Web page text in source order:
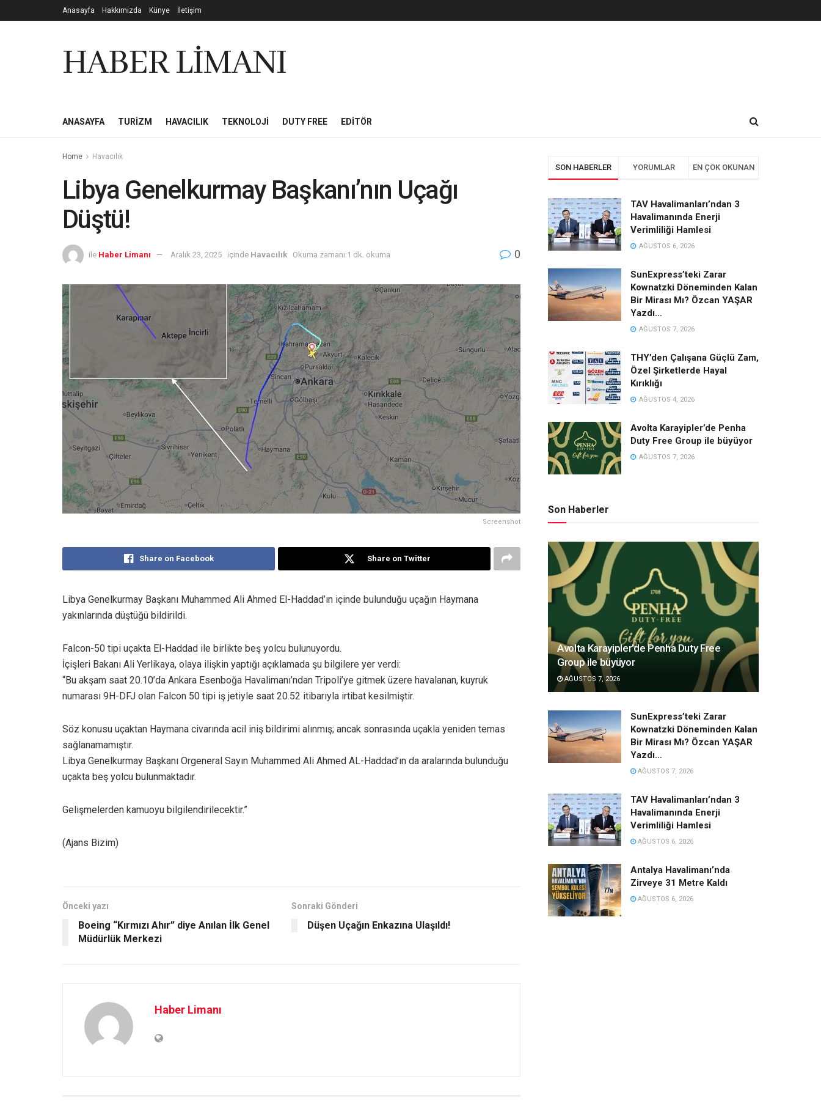
Anasayfa Hakkımızda Künye İletişim
HABER LİMANI
ANASAYFA TURIZM HAVACILIK TEKNOLOJI DUTY FREE EDITÖR
Home Havacılık
Libya Genelkurmay Başkanı’nın Uçağı
Düştü!
ile Haber Limanı Aralık 23, 2025 içinde Havacılık Okuma zamanı:1 dk. okuma 0
Screenshot
Share on Facebook Share on Twitter
Libya Genelkurmay Başkanı Muhammed Ali Ahmed El-Haddad’ın içinde bulunduğu uçağın Haymana
yakınlarında düştüğü bildirildi.
Falcon-50 tipi uçakta El-Haddad ile birlikte beş yolcu bulunuyordu.
İçişleri Bakanı Ali Yerlikaya, olaya ilişkin yaptığı açıklamada şu bilgilere yer verdi:
“Bu akşam saat 20.10’da Ankara Esenboğa Havalimanı’ndan Tripoli’ye gitmek üzere havalanan, kuyruk
numarası 9H-DFJ olan Falcon 50 tipi iş jetiyle saat 20.52 itibarıyla irtibat kesilmiştir.
Söz konusu uçaktan Haymana civarında acil iniş bildirimi alınmış; ancak sonrasında uçakla yeniden temas
sağlanamamıştır.
Libya Genelkurmay Başkanı Orgeneral Sayın Muhammed Ali Ahmed AL-Haddad’ın da aralarında bulunduğu
uçakta beş yolcu bulunmaktadır.
Gelişmelerden kamuoyu bilgilendirilecektir.”
(Ajans Bizim)
Önceki yazı
Boeing “Kırmızı Ahır” diye Anılan İlk Genel
Müdürlük Merkezi
Sonraki Gönderi
Düşen Uçağın Enkazına Ulaşıldı!
Haber Limanı
SON HABERLER YORUMLAR EN ÇOK OKUNAN
TAV Havalimanları’ndan 3
Havalimanında Enerji
Verimliliği Hamlesi
AĞUSTOS 6, 2026
SunExpress’teki Zarar
Kownatzki Döneminden Kalan
Bir Mirası Mı? Özcan YAŞAR
Yazdı…
AĞUSTOS 7, 2026
THY’den Çalışana Güçlü Zam,
Özel Şirketlerde Hayal
Kırıklığı
AĞUSTOS 4, 2026
Avolta Karayipler’de Penha
Duty Free Group ile büyüyor
AĞUSTOS 7, 2026
Son Haberler
Avolta Karayipler’de Penha Duty Free
Group ile büyüyor
AĞUSTOS 7, 2026
SunExpress’teki Zarar
Kownatzki Döneminden Kalan
Bir Mirası Mı? Özcan YAŞAR
Yazdı…
AĞUSTOS 7, 2026
TAV Havalimanları’ndan 3
Havalimanında Enerji
Verimliliği Hamlesi
AĞUSTOS 6, 2026
Antalya Havalimanı’nda
Zirveye 31 Metre Kaldı
AĞUSTOS 6, 2026